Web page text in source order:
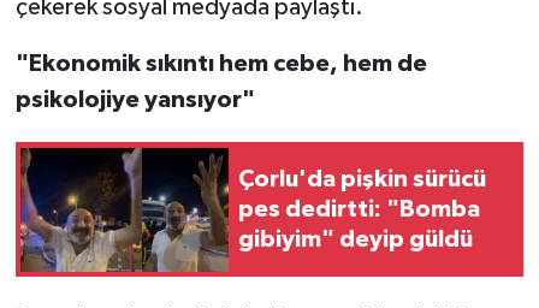
çekerek sosyal medyada paylaştı.
"Ekonomik sıkıntı hem cebe, hem de
psikolojiye yansıyor"
Çorlu'da pişkin sürücü
pes dedirtti: "Bomba
gibiyim" deyip güldü